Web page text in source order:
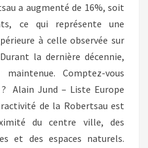
a augmenté de 16%, soit
ce qui représente une
à celle observée sur
la dernière décennie,
Comptez-vous
Alain Jund – Liste Europe
de la Robertsau est
du centre ville, des
et des espaces naturels.